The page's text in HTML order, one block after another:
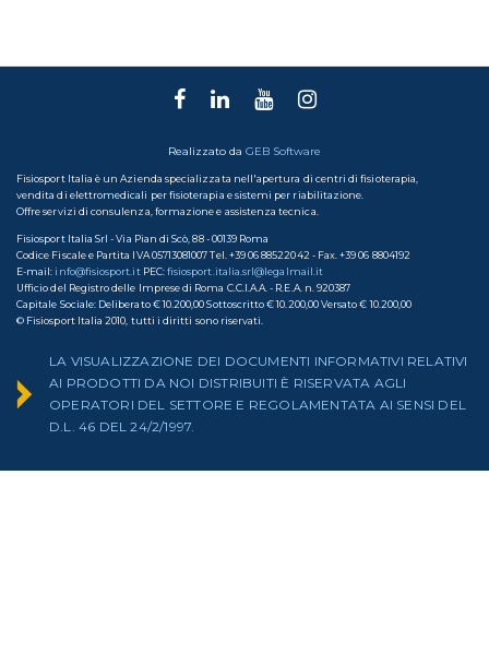
Realizzato da GEB Software
Fisiosport Italia è un Azienda specializzata nell'apertura di centri di fisioterapia,
vendita di elettromedicali per fisioterapia e sistemi per riabilitazione.
Offre servizi di consulenza, formazione e assistenza tecnica.
Fisiosport Italia Srl - Via Pian di Scò, 88 - 00139 Roma
Codice Fiscale e Partita IVA 05713081007 Tel. +39 06 88522042 - Fax. +39 06 8804192
E-mail: info@fisiosport.itPEC:fisiosport.italia.srl@legalmail.it
Ufficio del Registro delle Imprese di Roma C.C.I.A.A. - R.E.A. n. 920387
Capitale Sociale: Deliberato € 10.200,00 Sottoscritto € 10.200,00 Versato € 10.200,00
© Fisiosport Italia 2010, tutti i diritti sono riservati.
LA VISUALIZZAZIONE DEI DOCUMENTI INFORMATIVI RELATIVI
AI PRODOTTI DA NOI DISTRIBUITI È RISERVATA AGLI
OPERATORI DEL SETTORE E REGOLAMENTATA AI SENSI DEL
D.L. 46 DEL 24/2/1997.